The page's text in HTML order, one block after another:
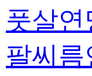
풋살연
팔씨름